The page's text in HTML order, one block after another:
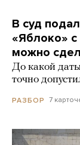
В суд
«Яблоко»
можно
До какой
точно
РАЗБОР 7